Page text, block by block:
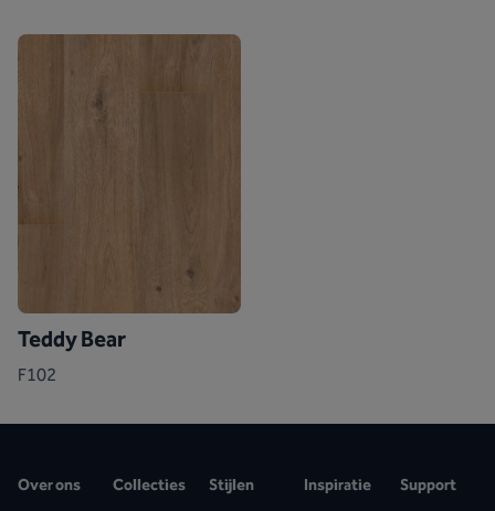
Teddy Bear
F102
Over ons Collecties Stijlen Inspiratie Support